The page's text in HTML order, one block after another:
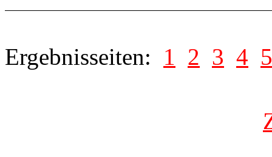
Ergebnisseiten: 1 2 3 4 5